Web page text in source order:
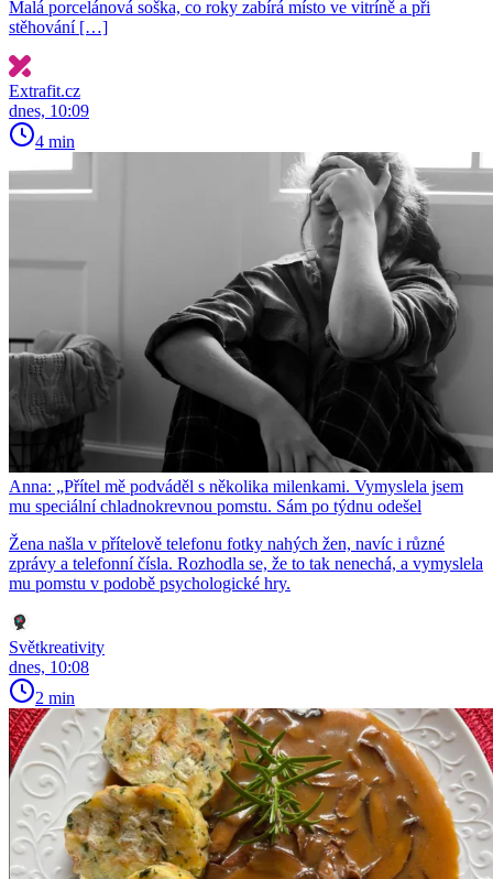
Malá porcelánová soška, co roky zabírá místo ve vitríně a při
stěhování […]
Extrafit.cz
dnes, 10:09
4 min
Anna: „Přítel mě podváděl s několika milenkami. Vymyslela jsem
mu speciální chladnokrevnou pomstu. Sám po týdnu odešel
Žena našla v přítelově telefonu fotky nahých žen, navíc i různé
zprávy a telefonní čísla. Rozhodla se, že to tak nenechá, a vymyslela
mu pomstu v podobě psychologické hry.
Světkreativity
dnes, 10:08
2 min